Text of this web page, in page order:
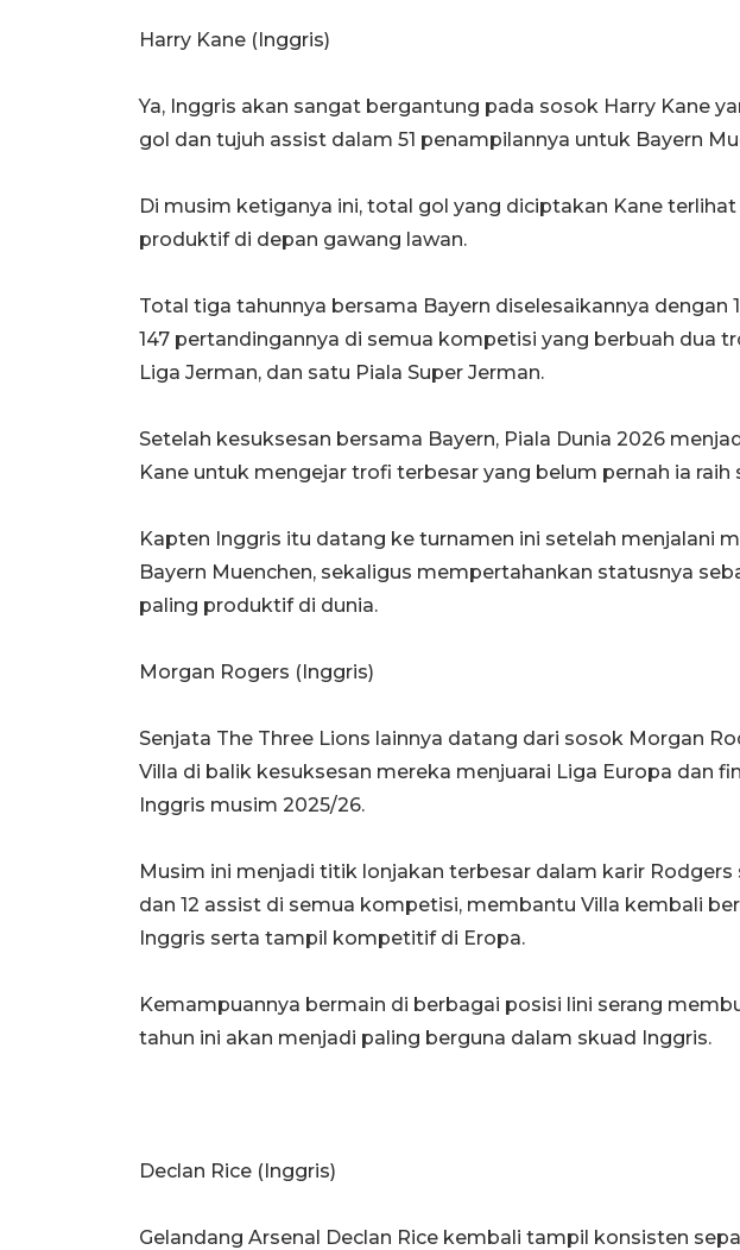
Harry Kane (Inggris)
Ya, Inggris akan sangat bergantung pada sosok Harry Kane
gol dan tujuh assist dalam 51 penampilannya untuk Bayern
Di musim ketiganya ini, total gol yang diciptakan Kane
produktif di depan gawang lawan.
Total tiga tahunnya bersama Bayern diselesaikannya dengan
147 pertandingannya di semua kompetisi yang berbuah dua
Liga Jerman, dan satu Piala Super Jerman.
Setelah kesuksesan bersama Bayern, Piala Dunia 2026
Kane untuk mengejar trofi terbesar yang belum pernah ia raih
Kapten Inggris itu datang ke turnamen ini setelah menjalani
Bayern Muenchen, sekaligus mempertahankan statusnya
paling produktif di dunia.
Morgan Rogers (Inggris)
Senjata The Three Lions lainnya datang dari sosok Morgan
Villa di balik kesuksesan mereka menjuarai Liga Europa dan
Inggris musim 2025/26.
Musim ini menjadi titik lonjakan terbesar dalam karir
dan 12 assist di semua kompetisi, membantu Villa kembali
Inggris serta tampil kompetitif di Eropa.
Kemampuannya bermain di berbagai posisi lini serang
tahun ini akan menjadi paling berguna dalam skuad Inggris.
Declan Rice (Inggris)
Gelandang Arsenal Declan Rice kembali tampil konsisten